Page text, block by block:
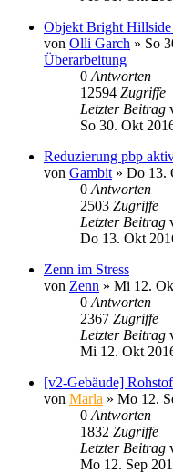
Objekt Bright
von Olli Garch » So
Überarbeitung
0 Antworten
12594 Zugriffe
Letzter Beitrag
So 30. Okt
Reduzierung pbp
von Gambit » Do 13.
0 Antworten
2503 Zugriffe
Letzter Beitrag
Do 13. Okt
Zenn im Stress
von Zenn » Mi 12.
0 Antworten
2367 Zugriffe
Letzter Beitrag
Mi 12. Okt
[v2-Gebäude]
von Marla » Mo 12.
0 Antworten
1832 Zugriffe
Letzter Beitrag
Mo 12. Sep